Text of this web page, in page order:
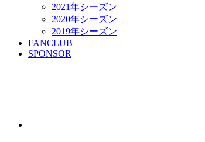
2021年シーズン
2020年シーズン
2019年シーズン
FANCLUB
SPONSOR